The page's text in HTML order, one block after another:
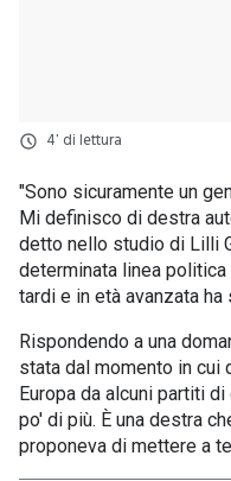
4' di lettura
"Sono sicuramente un
Mi definisco di destra
detto nello studio di Lilli
determinata linea
tardi e in età avanzata
Rispondendo a una
stata dal momento in
Europa da alcuni partiti
po' di più. È una destra
proponeva di mettere a